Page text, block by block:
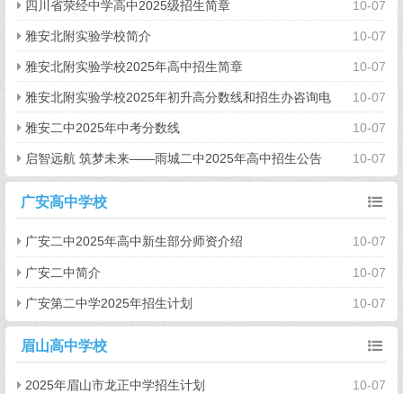
10-07
四川省荥经中学高中2025级招生简章
10-07
雅安北附实验学校简介
10-07
雅安北附实验学校2025年高中招生简章
10-07
雅安北附实验学校2025年初升高分数线和招生办咨询电
话 10-07
雅安二中2025年中考分数线
10-07
启智远航 筑梦未来——雨城二中2025年高中招生公告
广安高中学校
10-07
广安二中2025年高中新生部分师资介绍
10-07
广安二中简介
10-07
广安第二中学2025年招生计划
眉山高中学校
10-07
2025年眉山市龙正中学招生计划